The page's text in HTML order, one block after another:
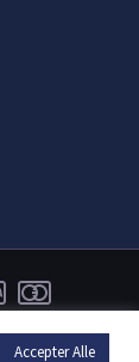
Accepter Alle